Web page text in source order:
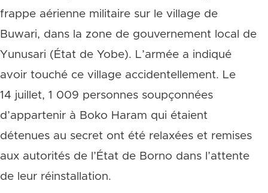
frappe aérienne militaire sur le village de
Buwari, dans la zone de gouvernement local de
Yunusari (État de Yobe). L’armée a indiqué
avoir touché ce village accidentellement. Le
14 juillet, 1 009 personnes soupçonnées
d’appartenir à Boko Haram qui étaient
détenues au secret ont été relaxées et remises
aux autorités de l’État de Borno dans l’attente
de leur réinstallation.